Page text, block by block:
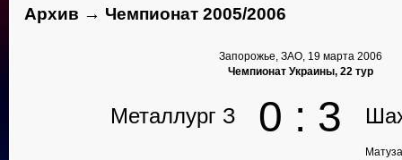
Архив → Чемпионат 2005/2006
Запорожье, ЗАО, 19 марта 2006
Чемпионат Украины, 22 тур
Металлург З 0 : 3